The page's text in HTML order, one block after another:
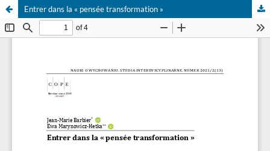
Entrer dans la « pensée transformation »